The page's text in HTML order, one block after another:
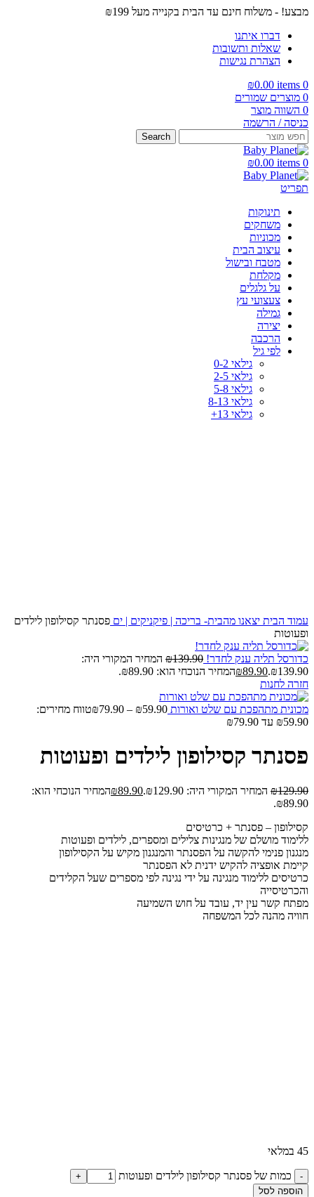
מבצע! - משלוח חינם עד הבית בקנייה מעל ₪199
דברו איתנו
שאלות ותשובות
הצהרת נגישות
0
items
₪0.00
0 מוצרים שמורים
0 השווה מוצר
כניסה / הרשמה
Search
0
items
₪0.00
תפריט
תינוקות
משחקים
מכוניות
עיצוב הבית
מטבח ובישול
מקלחת
על גלגלים
צעצועי עץ
גמילה
יצירה
הרכבה
לפי גיל
גילאי 0-2
גילאי 2-5
גילאי 5-8
גילאי 8-13
גילאי 13+
עמוד הבית יצאנו מהבית- בריכה | פיקניקים | ים פסנתר קסילופון לילדים
ופעוטות
כדורסל תליה ענק לחדר! ₪139.90
המחיר המקורי היה:
₪139.90.
₪89.90
המחיר הנוכחי הוא: ₪89.90.
חזרה לחנות
מכונית מתהפכת עם שלט ואורות ₪59.90
–
₪79.90
טווח מחירים:
פסנתר קסילופון לילדים ופעוטות
₪129.90 המחיר המקורי היה: ₪129.90. ₪89.90
המחיר הנוכחי הוא:
₪89.90.
קסילופון – פסנתר + כרטיסים
ללימוד מושלם של מנגינות צלילים ומספרים, לילדים ופעוטות
מנגנון פנימי להקשה על הפסנתר והמנגנון מקיש על הקסילופון
קיימת אופציה להקיש ידנית לא הפסנתר
כרטיסים ללימוד מנגינה על ידי נגינה לפי מספרים שעל הקלידים
והכרטיסייה
מפתח קשר עין יד, עובד על חוש השמיעה
חוויה מהנה לכל המשפחה
45 במלאי
כמות של פסנתר קסילופון לילדים ופעוטות
הוספה לסל